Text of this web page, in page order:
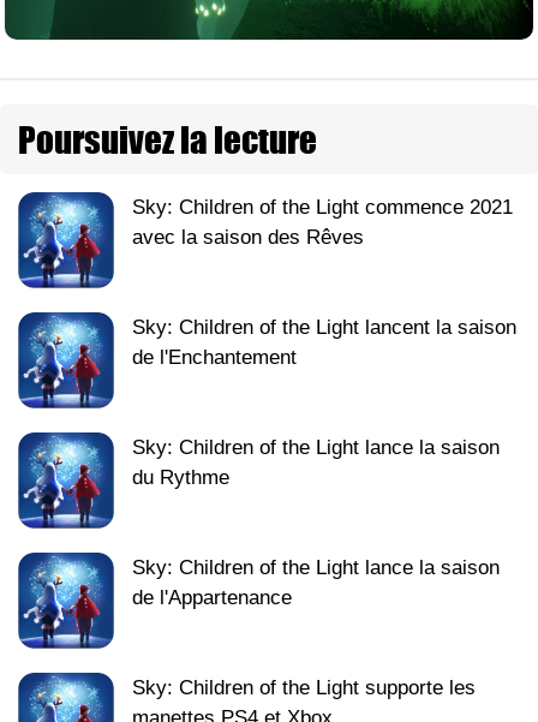
Poursuivez la lecture
Sky: Children of the Light commence 2021
avec la saison des Rêves
Sky: Children of the Light lancent la saison
de l'Enchantement
Sky: Children of the Light lance la saison
du Rythme
Sky: Children of the Light lance la saison
de l'Appartenance
Sky: Children of the Light supporte les
manettes PS4 et Xbox